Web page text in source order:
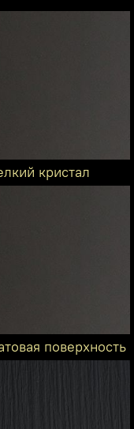
кристал
поверхность